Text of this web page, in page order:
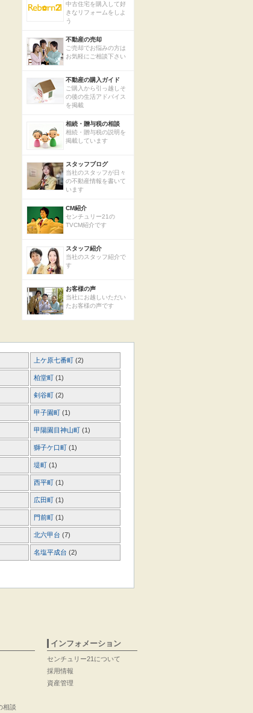
中古住宅を購入して好
きなリフォームをしよ
う
不動産の売却
ご売却でお悩みの方は
お気軽にご相談下さい
不動産の購入ガイド
ご購入から引っ越しそ
の後の生活アドバイス
を掲載
相続・贈与税の相談
相続・贈与税の説明を
掲載しています
スタッフブログ
当社のスタッフが日々
の不動産情報を書いて
います
CM紹介
センチュリー21の
TVCM紹介です
スタッフ紹介
当社のスタッフ紹介で
す
お客様の声
当社にお越しいただい
たお客様の声です
上ケ原七番町 (2)
柏堂町 (1)
剣谷町 (2)
甲子園町 (1)
甲陽園目神山町 (1)
獅子ケ口町 (1)
堤町 (1)
西平町 (1)
広田町 (1)
門前町 (1)
北六甲台 (7)
名塩平成台 (2)
相談
インフォメーション
センチュリー21について
採用情報
資産管理